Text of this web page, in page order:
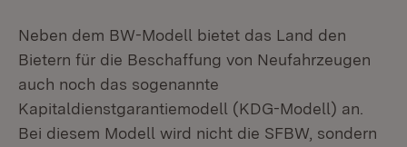
Neben dem BW-Modell bietet das Land den
Bietern für die Beschaffung von Neufahrzeugen
auch noch das sogenannte
Kapitaldienstgarantiemodell (KDG-Modell) an.
Bei diesem Modell wird nicht die SFBW, sondern